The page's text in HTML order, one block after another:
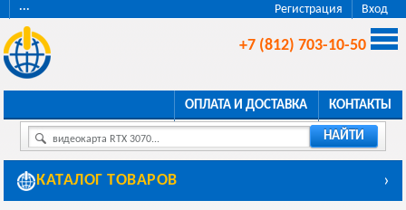
Регистрация Вход
···
+7 (812) 703-10-50
ОПЛАТА И ДОСТАВКА КОНТАКТЫ
видеокарта RTX 3070... НАЙТИ
КАТАЛОГ ТОВАРОВ ›